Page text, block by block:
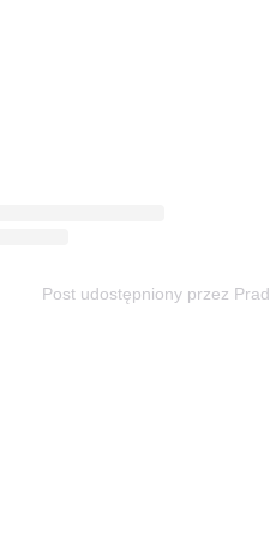
Post udostępniony przez